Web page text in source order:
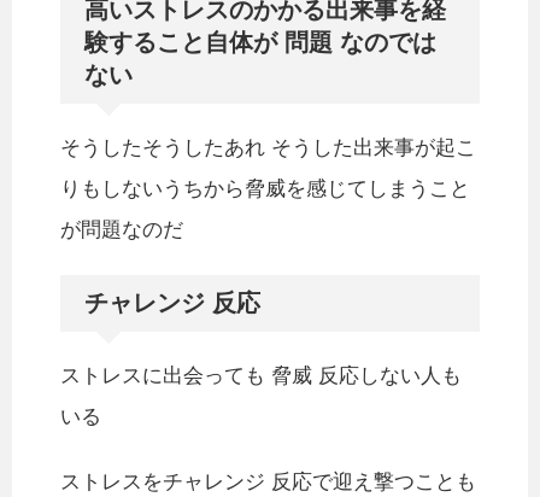
高いストレスのかかる出来事を経
験すること自体が 問題 なのでは
ない
そうしたそうしたあれ そうした出来事が起こ
りもしないうちから脅威を感じてしまうこと
が問題なのだ
チャレンジ 反応
ストレスに出会っても 脅威 反応しない人も
いる
ストレスをチャレンジ 反応で迎え撃つことも